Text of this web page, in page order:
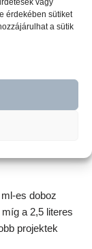
érdekében sütiket
a sütik
használatát
ml-es
es doboz
a 2,5 literes
projektek